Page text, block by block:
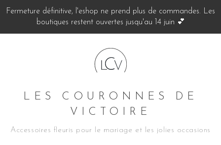
Fermeture définitive, l'eshop ne prend plus de commandes. Les
boutiques restent ouvertes jusqu'au 14 juin 💕
LES COURONNES DE
VICTOIRE
Accessoires fleuris pour le mariage et les jolies occasions